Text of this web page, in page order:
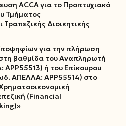
ACCA για το Προπτυχιακό
Τμήματος
Διοικητικής
για την πλήρωση
βαθμίδα του Αναπληρωτή
ή του Επίκουρου
ΑΠΕΛΛΑ: ΑΡΡ55514) στο
(Financial